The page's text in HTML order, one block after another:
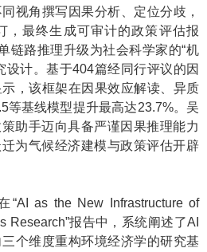
视角撰写因果分析、定位分歧，
，最终生成可审计的政策评估报
链路推理升级为社会科学家的“机
计。基于404篇经同行评议的因
，该框架在因果效应解读、异质
等基线模型提升最高达23.7%。吴
助手迈向具备严谨因果推理能力
为气候经济建模与政策评估开辟
as the New Infrastructure of
Research”报告中，系统阐述了AI
个维度重构环境经济学的研究基